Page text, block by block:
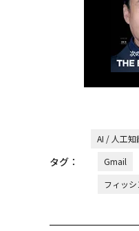
タグ：
AI / 人工知
Gmail
フィッ